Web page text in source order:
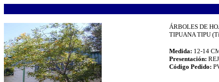
ÁRBOLES DE
TIPUANA TIPU
Medida: 12-14
Presentación:
Código Pedido: